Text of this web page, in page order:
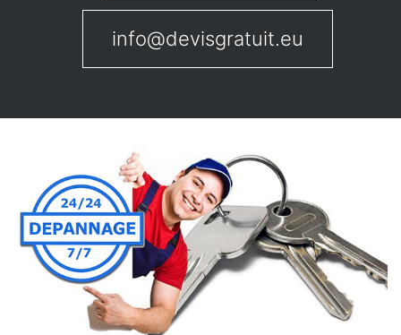
info@devisgratuit.eu